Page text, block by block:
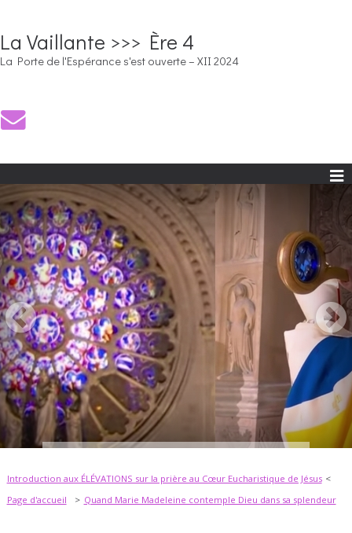
La Vaillante >>> Ère 4
La Porte de l'Espérance s'est ouverte – XII 2024
Introduction aux ÉLÉVATIONS sur la prière au Cœur Eucharistique de Jésus
Page d'accueil
Quand Marie Madeleine contemple Dieu dans sa splendeur